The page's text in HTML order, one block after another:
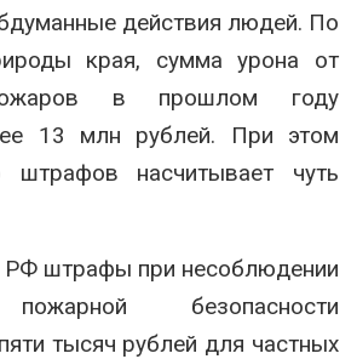
действия людей. По
края, сумма урона от
в прошлом году
13 млн рублей. При этом
насчитывает чуть
РФ штрафы при несоблюдении
безопасности
тысяч рублей для частных